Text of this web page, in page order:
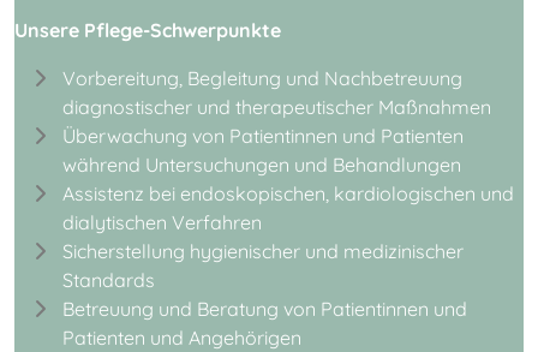
Unsere Pflege-Schwerpunkte
Vorbereitung, Begleitung und Nachbetreuung
diagnostischer und therapeutischer Maßnahmen
Überwachung von Patientinnen und Patienten
während Untersuchungen und Behandlungen
Assistenz bei endoskopischen, kardiologischen und
dialytischen Verfahren
Sicherstellung hygienischer und medizinischer
Standards
Betreuung und Beratung von Patientinnen und
Patienten und Angehörigen